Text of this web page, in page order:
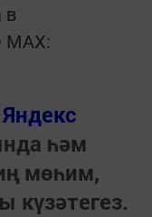
в
MАХ:
Яндекс
һәм
мөһим,